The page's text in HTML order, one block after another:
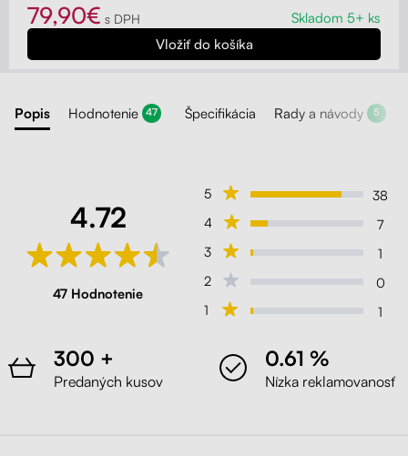
79,90€ s DPH Skladom 5+ ks
Popis Hodnotenie 47 Špecifikácia Rady a návody 5
4.72
47 Hodnotenie
5
38
4
7
3
1
2
0
1
1
300 +
Predaných kusov
0.61 %
Nízka reklamovanosť